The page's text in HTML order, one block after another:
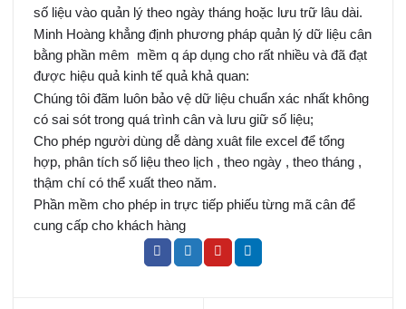
số liệu vào quản lý theo ngày tháng hoặc lưu trữ lâu dài.
Minh Hoàng khẳng định phương pháp quản lý dữ liệu cân
bằng phần mêm mềm q áp dụng cho rất nhiều và đã đạt
được hiệu quả kinh tế quả khả quan:
Chúng tôi đãm luôn bảo vệ dữ liệu chuẩn xác nhất không
có sai sót trong quá trình cân và lưu giữ số liệu;
Cho phép người dùng dễ dàng xuât file excel để tổng
hợp, phân tích số liệu theo lịch , theo ngày , theo tháng ,
thậm chí có thể xuất theo năm.
Phần mềm cho phép in trực tiếp phiếu từng mã cân để
cung cấp cho khách hàng